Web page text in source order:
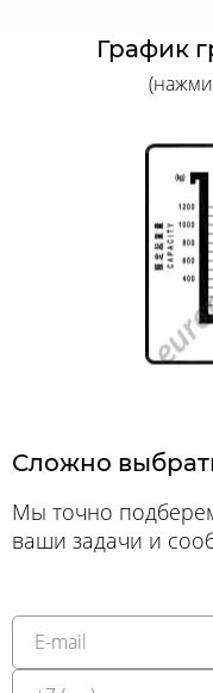
График
Сложно
Мы точно
ваши задачи и